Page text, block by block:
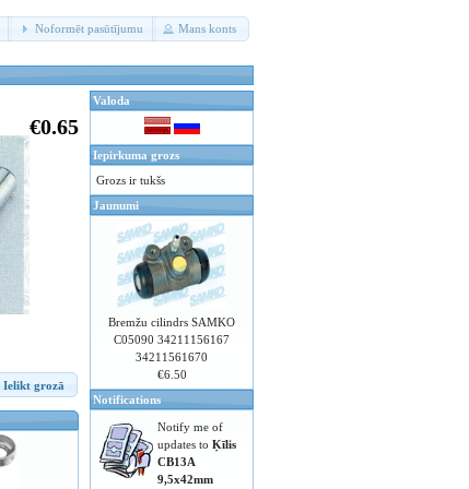
Noformēt pasūtījumu Mans konts
€0.65
Ielikt grozā
Valoda
Iepirkuma grozs
Grozs ir tukšs
Jaunumi
Bremžu cilindrs SAMKO
C05090 34211156167
34211561670
€6.50
Notifications
Notify me of
updates to Ķīlis
CB13A
9,5x42mm